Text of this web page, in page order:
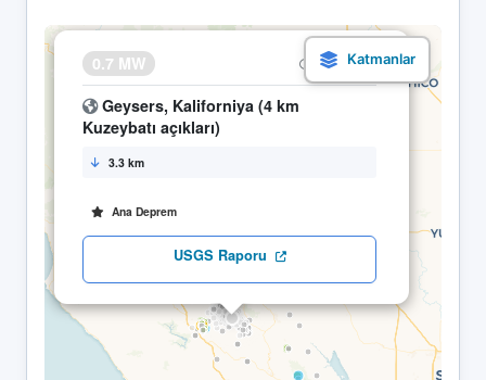
0.7 MW 06.05 00:42
Geysers, Kaliforniya (4 km
Kuzeybatı açıkları)
3.3 km
Ana Deprem
USGS Raporu
×